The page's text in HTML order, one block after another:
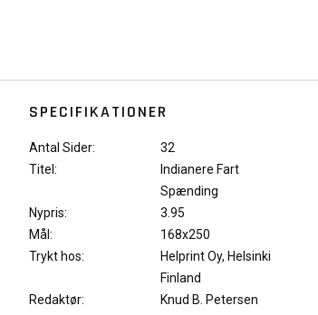
SPECIFIKATIONER
Antal Sider:
32
Titel:
Indianere Fart
Spænding
Nypris:
3.95
Mål:
168x250
Trykt hos:
Helprint Oy, Helsinki
Finland
Redaktør:
Knud B. Petersen